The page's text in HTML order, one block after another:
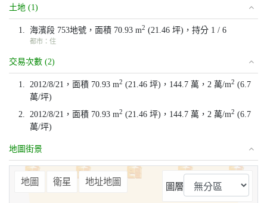
土地 (1)
1. 海濱段 753地號，面積 70.93 m2 (21.46 坪)，持分 1 / 6
都市：住
交易次數 (2)
1. 2012/8/21，面積 70.93 m2 (21.46 坪)，144.7 萬，2 萬/m2 (6.7
萬/坪)
2.
2012/8/21，面積 70.93 m2 (21.46 坪)，144.7 萬，2 萬/m2 (6.7
萬/坪)
地圖街景
⤢
地圖 衛星 地址地圖
圖層